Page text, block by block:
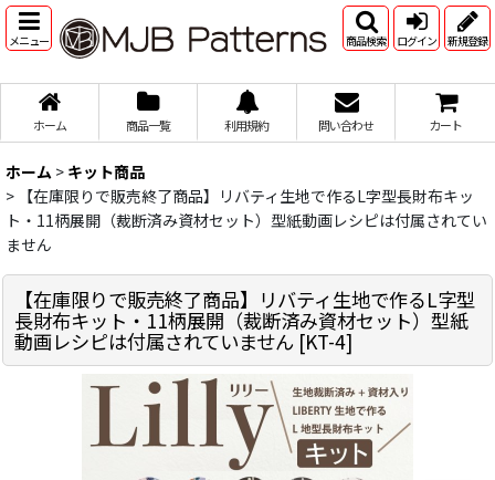
メニュー 商品検索 ログイン 新規登録
ホーム 商品一覧 利用規約 問い合わせ カート
ホーム > キット商品
> 【在庫限りで販売終了商品】リバティ生地で作るL字型長財布キッ
ト・11柄展開（裁断済み資材セット）型紙動画レシピは付属されてい
ません
【在庫限りで販売終了商品】リバティ生地で作るL字型
長財布キット・11柄展開（裁断済み資材セット）型紙
動画レシピは付属されていません [KT-4]